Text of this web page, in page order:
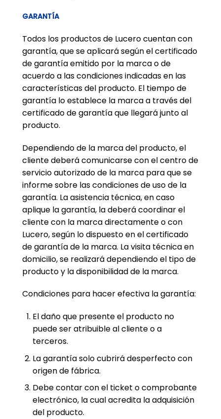
GARANTÍA
Todos los productos de Lucero cuentan con
garantía, que se aplicará según el certificado
de garantía emitido por la marca o de
acuerdo a las condiciones indicadas en las
características del producto. El tiempo de
garantía lo establece la marca a través del
certificado de garantía que llegará junto al
producto.
Dependiendo de la marca del producto, el
cliente deberá comunicarse con el centro de
servicio autorizado de la marca para que se
informe sobre las condiciones de uso de la
garantía. La asistencia técnica, en caso
aplique la garantía, la deberá coordinar el
cliente con la marca directamente o con
Lucero, según lo dispuesto en el certificado
de garantía de la marca. La visita técnica en
domicilio, se realizará dependiendo el tipo de
producto y la disponibilidad de la marca.
Condiciones para hacer efectiva la garantía:
El daño que presente el producto no
puede ser atribuible al cliente o a
terceros.
La garantía solo cubrirá desperfecto con
origen de fábrica.
Debe contar con el ticket o comprobante
electrónico, la cual acredita la adquisición
del producto.